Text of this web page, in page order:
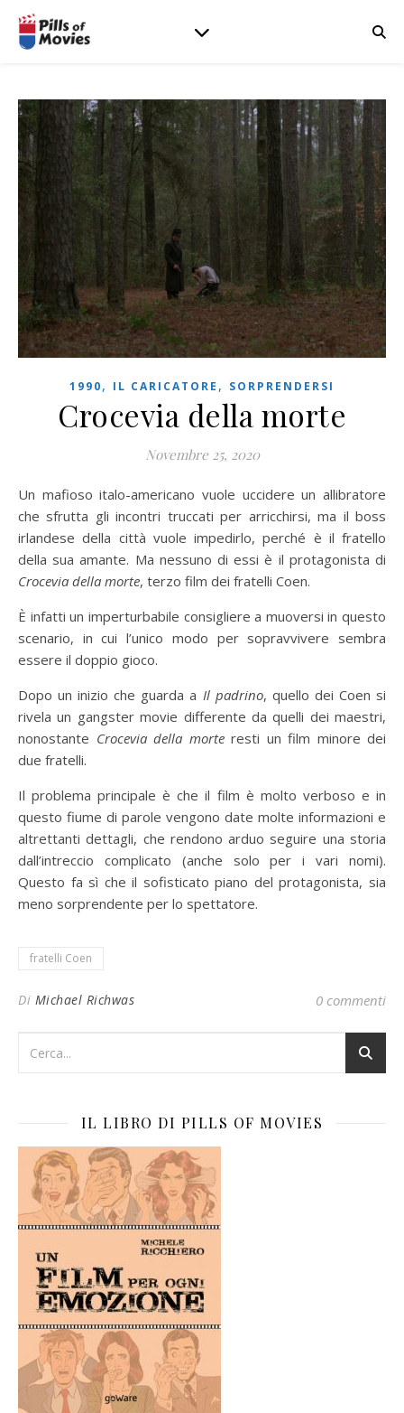
1990, IL CARICATORE , SORPRENDERSI
Crocevia della morte
Novembre 25, 2020
Un mafioso italo-americano vuole uccidere un allibratore
che sfrutta gli incontri truccati per arricchirsi, ma il boss
irlandese della città vuole impedirlo, perché è il fratello
della sua amante. Ma nessuno di essi è il protagonista di
Crocevia della morte, terzo film dei fratelli Coen.
È infatti un imperturbabile consigliere a muoversi in questo
scenario, in cui l’unico modo per sopravvivere sembra
essere il doppio gioco.
Dopo un inizio che guarda a Il padrino, quello dei Coen si
rivela un gangster movie differente da quelli dei maestri,
nonostante Crocevia della morte resti un film minore dei
due fratelli.
Il problema principale è che il film è molto verboso e in
questo fiume di parole vengono date molte informazioni e
altrettanti dettagli, che rendono arduo seguire una storia
dall’intreccio complicato (anche solo per i vari nomi).
Questo fa sì che il sofisticato piano del protagonista, sia
meno sorprendente per lo spettatore.
fratelli Coen
Di Michael Richwas 0 commenti
IL LIBRO DI PILLS OF MOVIES